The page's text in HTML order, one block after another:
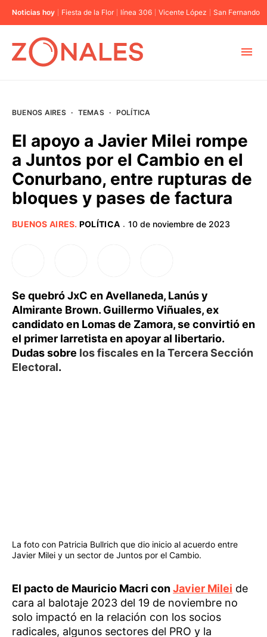
Noticias hoy Fiesta de la Flor línea 306 Vicente López San Fernando
BUENOS AIRES
PROVINCIAS
BUENOS AIRES · TEMAS · POLÍTICA
El apoyo a Javier Milei rompe
a Juntos por el Cambio en el
Conurbano, entre rupturas de
bloques y pases de factura
BUENOS AIRES. POLÍTICA · 10 de noviembre de 2023
Se quebró JxC en Avellaneda, Lanús y
Almirante Brown. Guillermo Viñuales, ex
candidato en Lomas de Zamora, se convirtió en
el primer larretista en apoyar al libertario.
Dudas sobre los fiscales en la Tercera Sección
Electoral.
La foto con Patricia Bullrich que dio inicio al acuerdo entre
Javier Milei y un sector de Juntos por el Cambio.
El pacto de Mauricio Macri conJavier Milei de
cara al balotaje 2023 del 19 de noviembre no
solo impactó en la relación con los socios
radicales, algunos sectores del PRO y la